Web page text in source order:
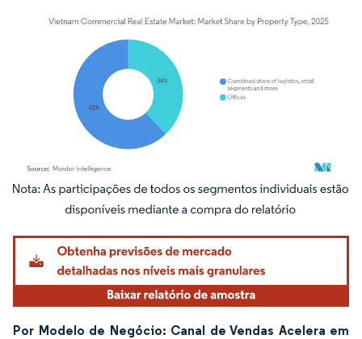
Imagem © Mordor Intelligence. O reuso requer atribuição conforme CC BY 4.0.
Por Modelo de Negócio: Canal de Vendas Acelera em